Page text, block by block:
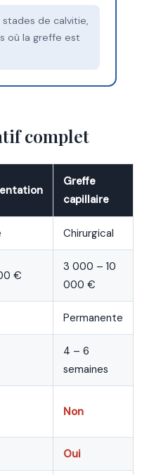
de calvitie,
où la greffe est
complet
Greffe
capillaire
Chirurgical
€
3 000 – 10
000 €
Permanente
4 – 6
semaines
Non
Oui